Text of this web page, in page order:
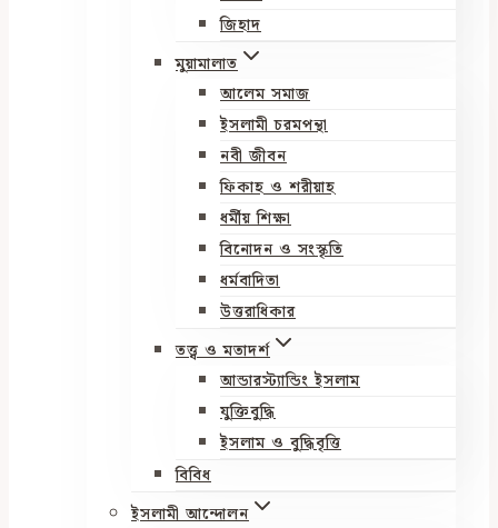
জিহাদ
মুয়ামালাত
আলেম সমাজ
ইসলামী চরমপন্থা
নবী জীবন
ফিকাহ ও শরীয়াহ
ধর্মীয় শিক্ষা
বিনোদন ও সংস্কৃতি
ধর্মবাদিতা
উত্তরাধিকার
তত্ত্ব ও মতাদর্শ
আন্ডারস্ট্যান্ডিং ইসলাম
যুক্তিবুদ্ধি
ইসলাম ও বুদ্ধিবৃত্তি
বিবিধ
ইসলামী আন্দোলন